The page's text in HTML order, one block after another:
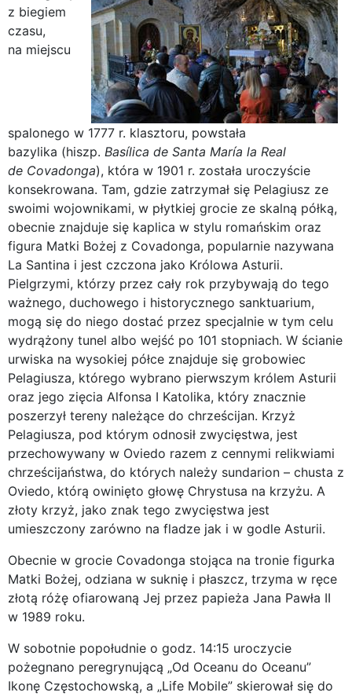
z biegiem
czasu,
na miejscu
spalonego w 1777 r. klasztoru, powstała
bazylika (hiszp. Basílica de Santa María la Real
de Covadonga), która w 1901 r. została uroczyście
konsekrowana. Tam, gdzie zatrzymał się Pelagiusz ze
swoimi wojownikami, w płytkiej grocie ze skalną półką,
obecnie znajduje się kaplica w stylu romańskim oraz
figura Matki Bożej z Covadonga, popularnie nazywana
La Santina i jest czczona jako Królowa Asturii.
Pielgrzymi, którzy przez cały rok przybywają do tego
ważnego, duchowego i historycznego sanktuarium,
mogą się do niego dostać przez specjalnie w tym celu
wydrążony tunel albo wejść po 101 stopniach. W ścianie
urwiska na wysokiej półce znajduje się grobowiec
Pelagiusza, którego wybrano pierwszym królem Asturii
oraz jego zięcia Alfonsa I Katolika, który znacznie
poszerzył tereny należące do chrześcijan. Krzyż
Pelagiusza, pod którym odnosił zwycięstwa, jest
przechowywany w Oviedo razem z cennymi relikwiami
chrześcijaństwa, do których należy sundarion – chusta z
Oviedo, którą owinięto głowę Chrystusa na krzyżu. A
złoty krzyż, jako znak tego zwycięstwa jest
umieszczony zarówno na fladze jak i w godle Asturii.
Obecnie w grocie Covadonga stojąca na tronie figurka
Matki Bożej, odziana w suknię i płaszcz, trzyma w ręce
złotą różę ofiarowaną Jej przez papieża Jana Pawła II
w 1989 roku.
W sobotnie popołudnie o godz. 14:15 uroczycie
pożegnano peregrynującą „Od Oceanu do Oceanu”
Ikonę Częstochowską, a „Life Mobile” skierował się do